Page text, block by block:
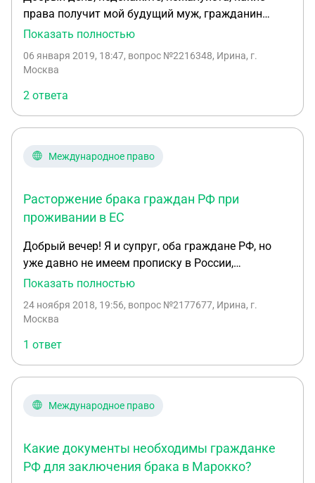
права получит мой будущий муж, гражданин
Эстонии, при регистрации брака на территории
ли регистрации брака в РФ моему мужу
Россию? Спасибо заранее!
Показать полностью
06 января 2019, 18:47, вопрос №2216348, Ирина, г.
Москва
2 ответа
Международное право
Расторжение брака граждан РФ при
проживании в ЕС
Добрый вечер! Я и супруг, оба граждане РФ, но
уже давно не имеем прописку в России,
проживаем на территории Словении ( ЕС ) имеем
назад я решила оформить брачный договор, т.к. в
родителей, в котором они живут в данное время.
Коротко.... в нем написано: Все, что записано на
мне- то мое, все что на нем- то его. Наш брак
треснул около 3-3,5 лет назад и смысла в
совместном проживании я не вижу. Муж против
темы. Хотелось бы поставить точку в данном
вопросе и на то есть весомые причины. Я хочу в
Показать полностью
24 ноября 2018, 19:56, вопрос №2177677, Ирина, г.
Москва
1 ответ
Международное право
Какие документы необходимы гражданке
РФ для заключения брака в Марокко?